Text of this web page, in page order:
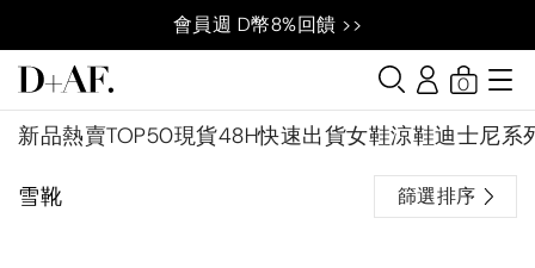
會員週 D幣8%回饋 >>
新品熱賣TOP50現貨48H快速出貨女鞋涼鞋迪士尼系
0
雪靴 篩選排序